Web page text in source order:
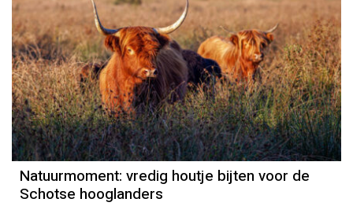
Natuurmoment
Door Kees Loogman
Natuurmoment: vredig houtje bijten voor de
Schotse hooglanders